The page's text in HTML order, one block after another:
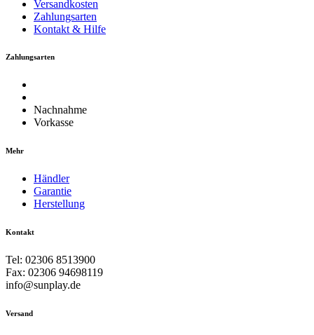
Versandkosten
Zahlungsarten
Kontakt & Hilfe
Zahlungsarten
Nachnahme
Vorkasse
Mehr
Händler
Garantie
Herstellung
Kontakt
Tel: 02306 8513900
Fax: 02306 94698119
info@sunplay.de
Versand